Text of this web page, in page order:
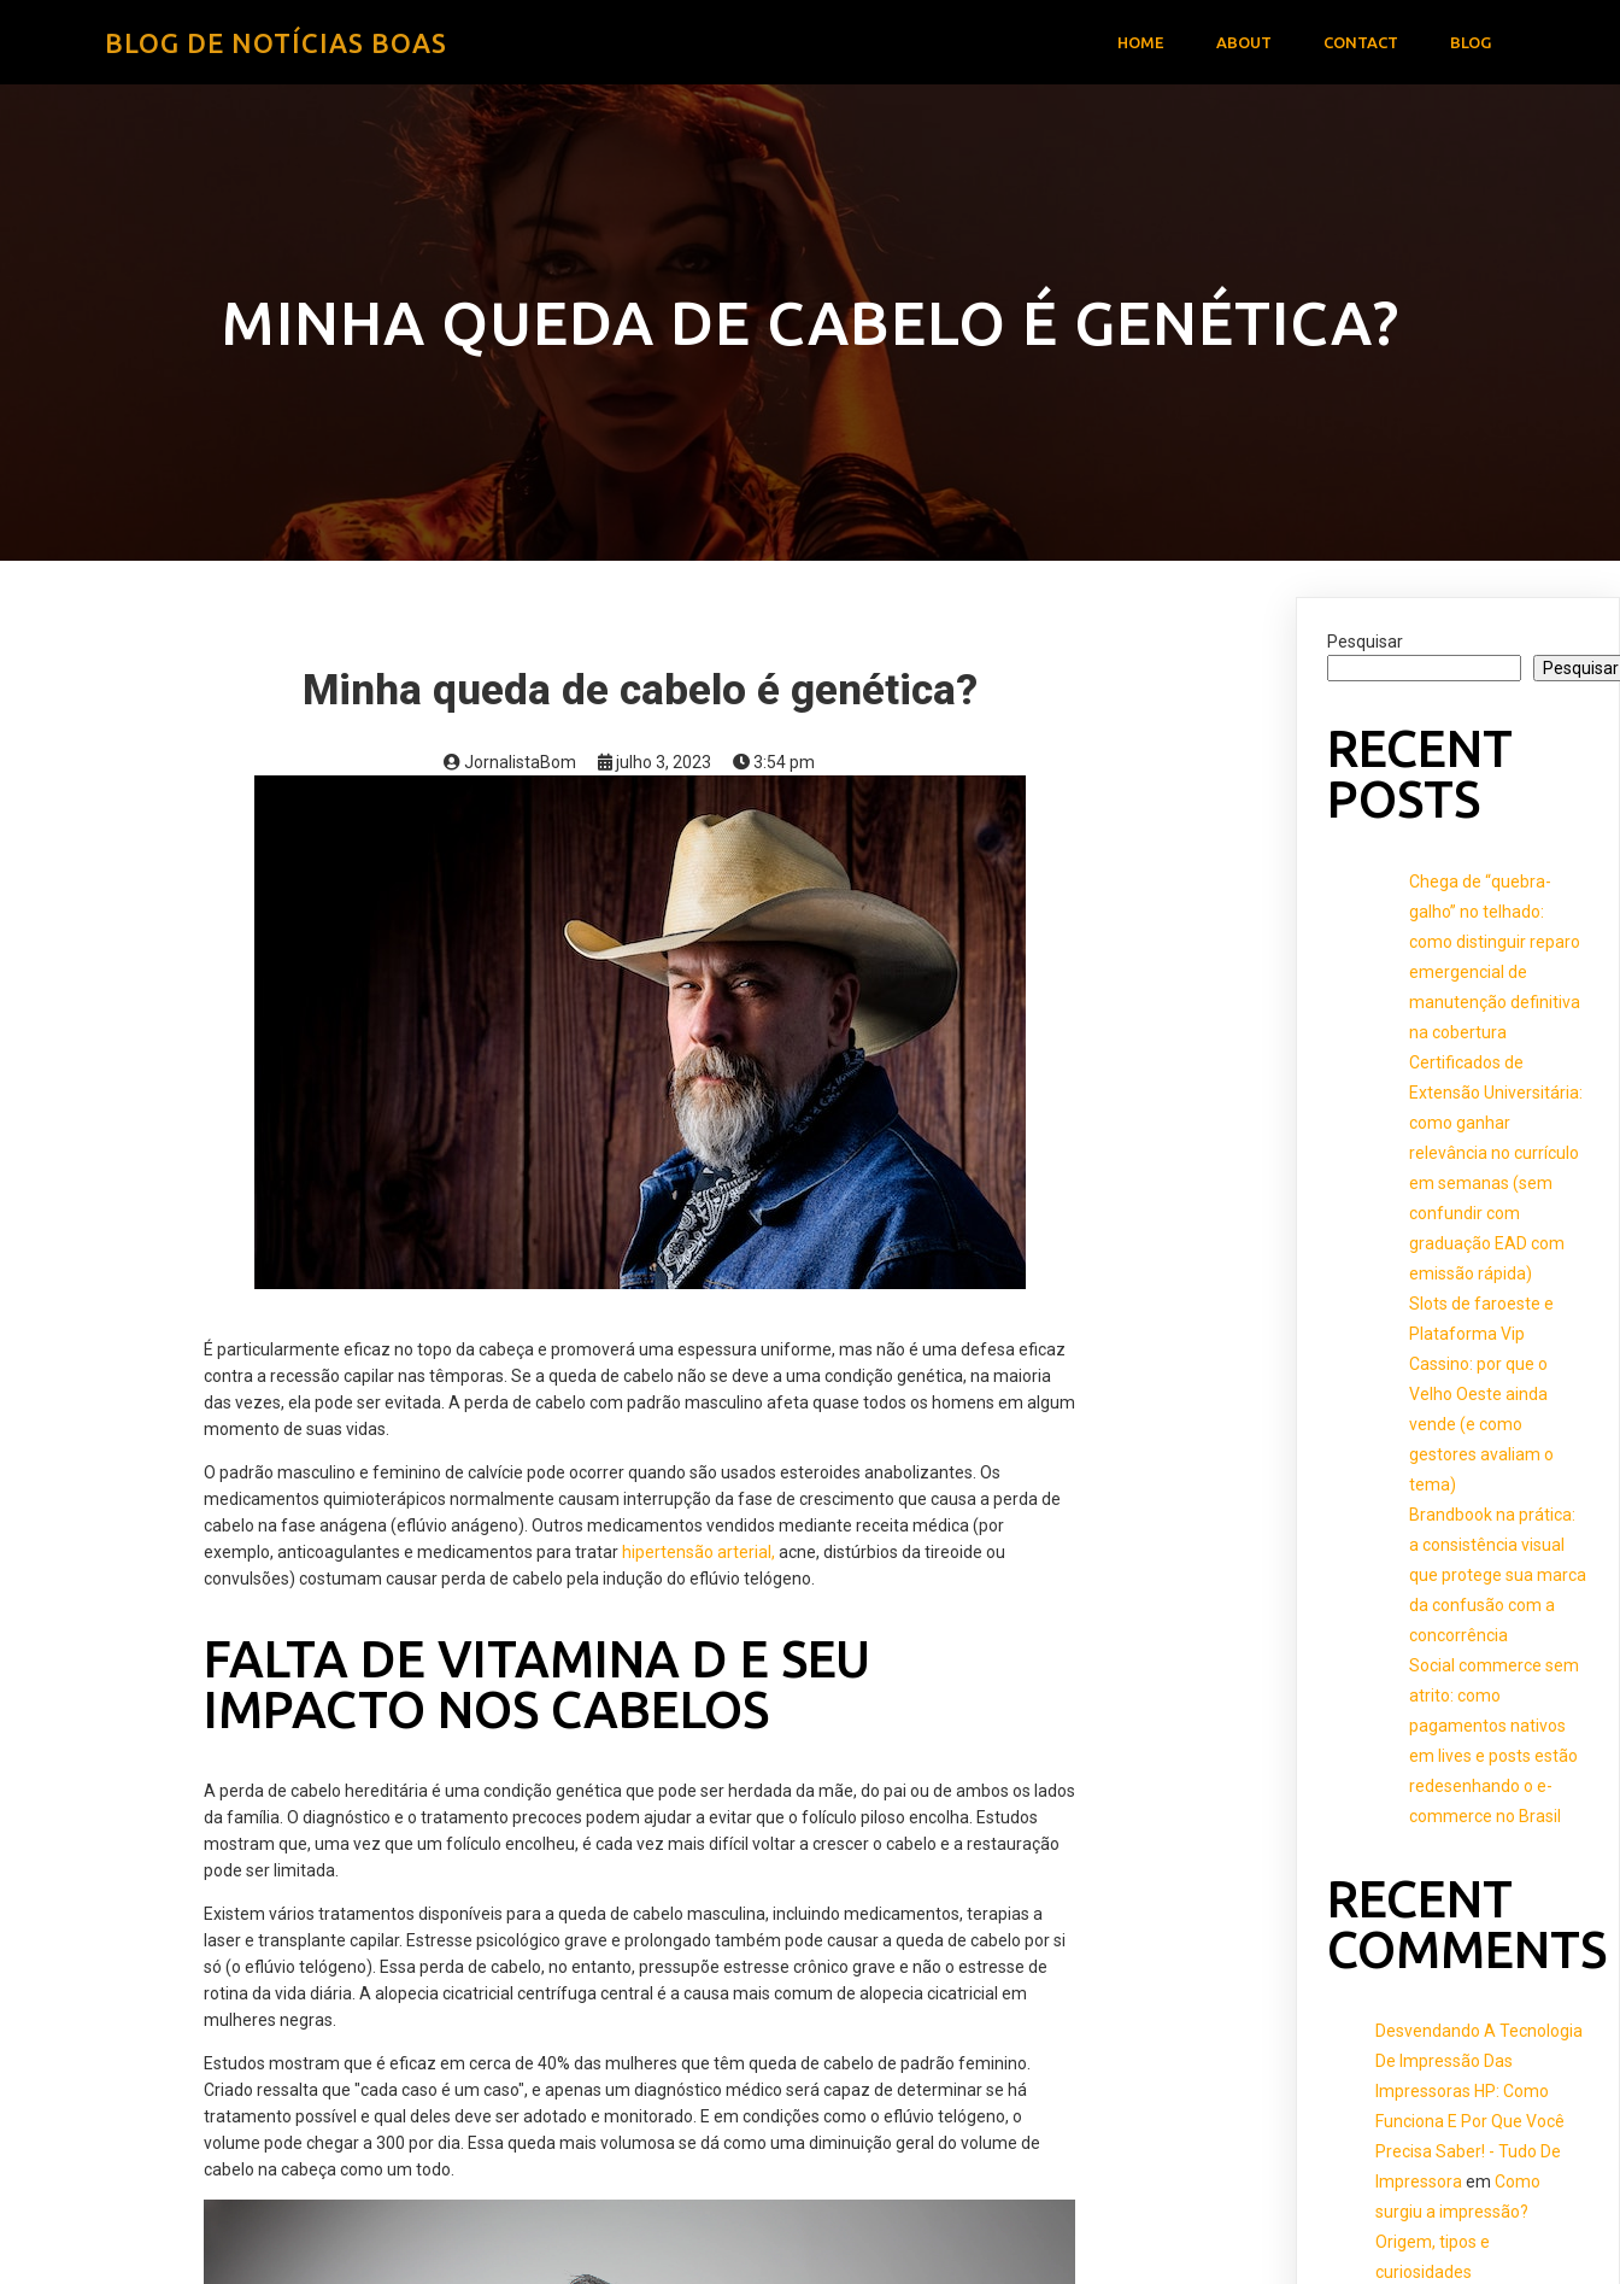
BLOG DE NOTÍCIAS BOAS HOME ABOUT CONTACT BLOG
MINHA QUEDA DE CABELO É GENÉTICA?
Minha queda de cabelo é genética?
JornalistaBom julho 3, 2023 3:54 pm
É particularmente eficaz no topo da cabeça e promoverá uma espessura uniforme, mas não é uma defesa eficaz
contra a recessão capilar nas têmporas. Se a queda de cabelo não se deve a uma condição genética, na maioria
das vezes, ela pode ser evitada. A perda de cabelo com padrão masculino afeta quase todos os homens em algum
momento de suas vidas.
O padrão masculino e feminino de calvície pode ocorrer quando são usados esteroides anabolizantes. Os
medicamentos quimioterápicos normalmente causam interrupção da fase de crescimento que causa a perda de
cabelo na fase anágena (eflúvio anágeno). Outros medicamentos vendidos mediante receita médica (por
exemplo, anticoagulantes e medicamentos para tratar hipertensão arterial, acne, distúrbios da tireoide ou
convulsões) costumam causar perda de cabelo pela indução do eflúvio telógeno.
FALTA DE VITAMINA D E SEU
IMPACTO NOS CABELOS
A perda de cabelo hereditária é uma condição genética que pode ser herdada da mãe, do pai ou de ambos os lados
da família. O diagnóstico e o tratamento precoces podem ajudar a evitar que o folículo piloso encolha. Estudos
mostram que, uma vez que um folículo encolheu, é cada vez mais difícil voltar a crescer o cabelo e a restauração
pode ser limitada.
Existem vários tratamentos disponíveis para a queda de cabelo masculina, incluindo medicamentos, terapias a
laser e transplante capilar. Estresse psicológico grave e prolongado também pode causar a queda de cabelo por si
só (o eflúvio telógeno). Essa perda de cabelo, no entanto, pressupõe estresse crônico grave e não o estresse de
rotina da vida diária. A alopecia cicatricial centrífuga central é a causa mais comum de alopecia cicatricial em
mulheres negras.
Estudos mostram que é eficaz em cerca de 40% das mulheres que têm queda de cabelo de padrão feminino.
Criado ressalta que "cada caso é um caso", e apenas um diagnóstico médico será capaz de determinar se há
tratamento possível e qual deles deve ser adotado e monitorado. E em condições como o eflúvio telógeno, o
volume pode chegar a 300 por dia. Essa queda mais volumosa se dá como uma diminuição geral do volume de
cabelo na cabeça como um todo.
Pesquisar
Pesquisar
RECENT
POSTS
Chega de “quebra-
galho” no telhado:
como distinguir reparo
emergencial de
manutenção definitiva
na cobertura
Certificados de
Extensão Universitária:
como ganhar
relevância no currículo
em semanas (sem
confundir com
graduação EAD com
emissão rápida)
Slots de faroeste e
Plataforma Vip
Cassino: por que o
Velho Oeste ainda
vende (e como
gestores avaliam o
tema)
Brandbook na prática:
a consistência visual
que protege sua marca
da confusão com a
concorrência
Social commerce sem
atrito: como
pagamentos nativos
em lives e posts estão
redesenhando o e-
commerce no Brasil
RECENT
COMMENTS
Desvendando A Tecnologia
De Impressão Das
Impressoras HP: Como
Funciona E Por Que Você
Precisa Saber! - Tudo De
ImpressoraemComo
surgiu a impressão?
Origem, tipos e
curiosidades